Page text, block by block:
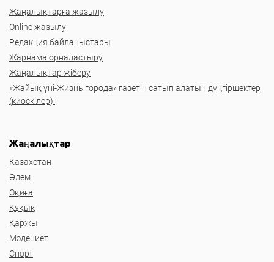
Жаңалықтарға жазылу
Online жазылу
Редакция байланыстары
Жарнама орналастыру
Жаңалықтар жіберу
«Жайық үні-Жизнь города» газетін сатып алатын дүңгіршектер
(киоскілер):
Жаңалықтар
Казахстан
Әлем
Оқиға
Құқық
Қаржы
Мәдениет
Спорт